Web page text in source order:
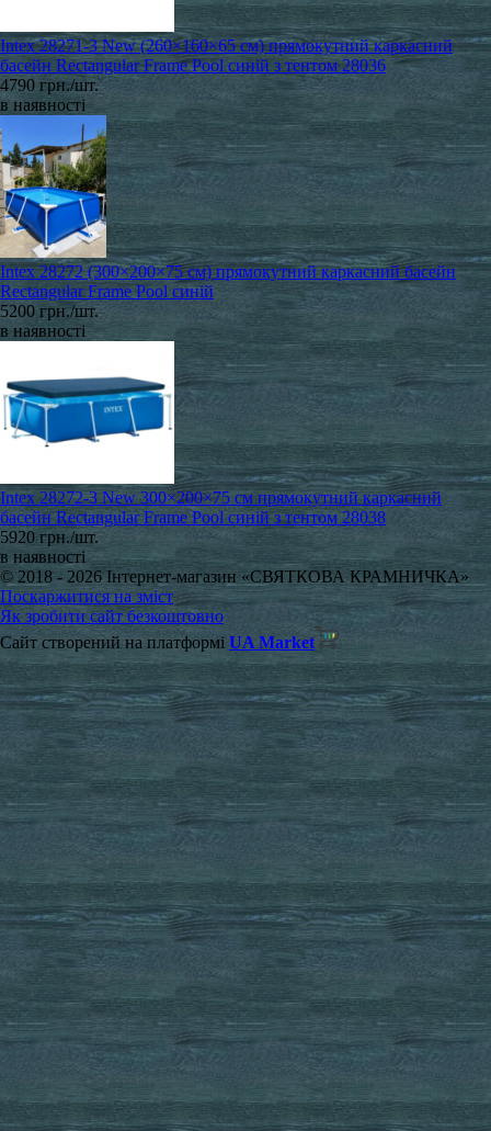
Intex 28271-3 New (260×160×65 см) прямокутний каркасний
басейн Rectangular Frame Pool синій з тентом 28036
4790 грн./шт.
в наявності
Intex 28272 (300×200×75 см) прямокутний каркасний басейн
Rectangular Frame Pool синій
5200 грн./шт.
в наявності
Intex 28272-3 New 300×200×75 см прямокутний каркасний
басейн Rectangular Frame Pool синій з тентом 28038
5920 грн./шт.
в наявності
© 2018 - 2026 Інтернет-магазин «СВЯТКОВА КРАМНИЧКА»
Поскаржитися на зміст
Як зробити сайт безкоштовно
Сайт створений на платформі UA Market